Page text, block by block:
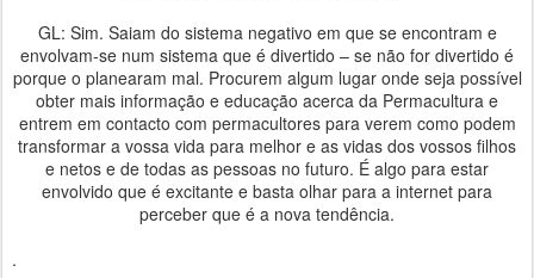
GL: Sim. Saiam do sistema negativo em que se encontram e
envolvam-se num sistema que é divertido – se não for divertido é
porque o planearam mal. Procurem algum lugar onde seja possível
obter mais informação e educação acerca da Permacultura e
entrem em contacto com permacultores para verem como podem
transformar a vossa vida para melhor e as vidas dos vossos filhos
e netos e de todas as pessoas no futuro. É algo para estar
envolvido que é excitante e basta olhar para a internet para
perceber que é a nova tendência.
.